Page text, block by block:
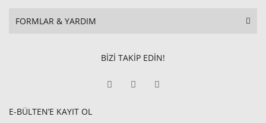
FORMLAR & YARDIM
BİZİ TAKİP EDİN!
E-BÜLTEN’E KAYIT OL